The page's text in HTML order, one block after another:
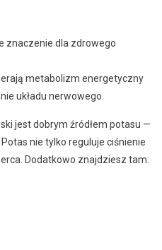
znaczenie dla zdrowego
metabolizm energetyczny
układu nerwowego.
jest dobrym źródłem potasu —
nie tylko reguluje ciśnienie
Dodatkowo znajdziesz tam: